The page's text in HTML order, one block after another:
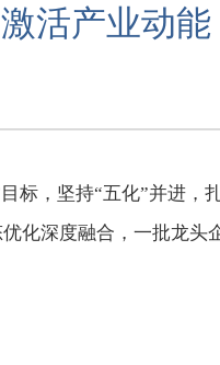
活产业动能
标，坚持“五化”并进，
化深度融合，一批龙头